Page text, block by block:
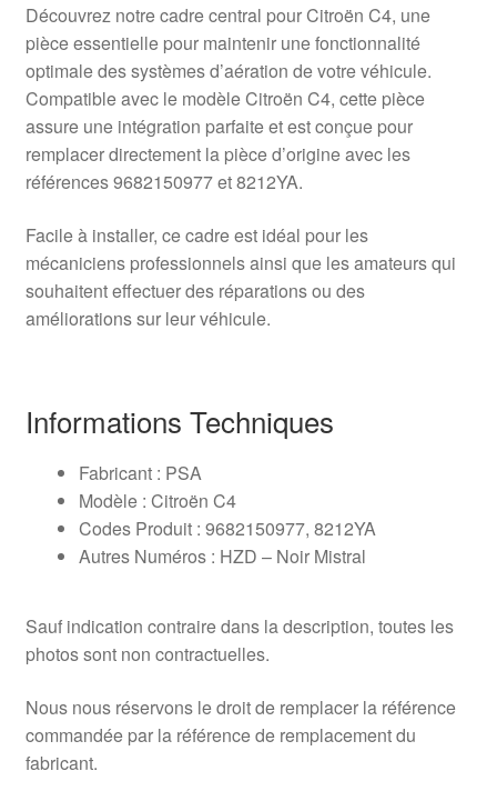
Découvrez notre cadre central pour Citroën C4, une
pièce essentielle pour maintenir une fonctionnalité
optimale des systèmes d’aération de votre véhicule.
Compatible avec le modèle Citroën C4, cette pièce
assure une intégration parfaite et est conçue pour
remplacer directement la pièce d’origine avec les
références 9682150977 et 8212YA.
Facile à installer, ce cadre est idéal pour les
mécaniciens professionnels ainsi que les amateurs qui
souhaitent effectuer des réparations ou des
améliorations sur leur véhicule.
Informations Techniques
Fabricant : PSA
Modèle : Citroën C4
Codes Produit : 9682150977, 8212YA
Autres Numéros : HZD – Noir Mistral
Sauf indication contraire dans la description, toutes les
photos sont non contractuelles.
Nous nous réservons le droit de remplacer la référence
commandée par la référence de remplacement du
fabricant.